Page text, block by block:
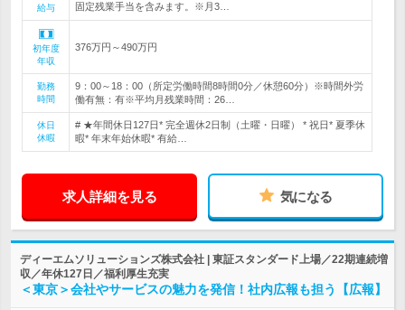
給与
固定残業手当を含みます。※月3…
初年度
年収
376万円～490万円
勤務
時間
9：00～18：00（所定労働時間8時間0分／休憩60分）※時間外労
働有無：有※平均月残業時間：26…
休日
休暇
# ★年間休日127日* 完全週休2日制（土曜・日曜） * 祝日* 夏季休
暇* 年末年始休暇* 有給…
求人詳細を見る 気になる
ディーエムソリューションズ株式会社 | 東証スタンダード上場／22期連続増
収／年休127日／福利厚生充実
＜東京＞会社やサービスの魅力を発信！社内広報も担う【広報】